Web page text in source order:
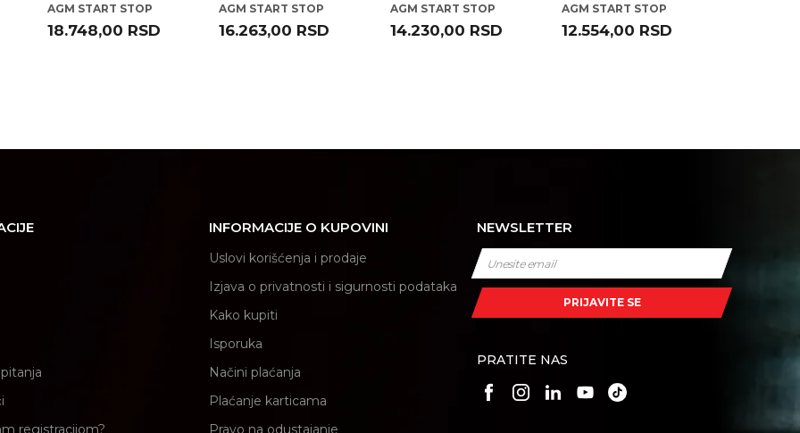
AGM START STOP
12V95AH D+ PB-N12 (
G14 EK950 )
18.748,00 RSD
AGM START STOP
12V80AH D+ PB-N11 (
F21 EK800 )
16.263,00 RSD
AGM START STOP
12V70AH D+ PB-N10 (
E39 EK700 )
14.230,00 RSD
AGM START STOP
12V60AH D+ PB-N9 (
D52 EK600 )
12.554,00 RSD
registracijom?
INFORMACIJE O KUPOVINI
Uslovi korišćenja i prodaje
Izjava o privatnosti i sigurnosti podataka
Kako kupiti
Isporuka
Načini plaćanja
Plaćanje karticama
Pravo na odustajanje
NEWSLETTER
PRIJAVITE SE
PRATITE NAS